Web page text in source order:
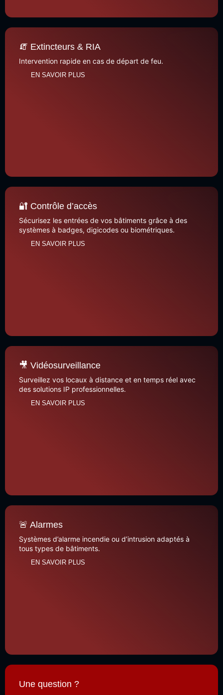
🧯 Extincteurs & RIA
Intervention rapide en cas de départ de feu.
EN SAVOIR PLUS
🔐 Contrôle d’accès
Sécurisez les entrées de vos bâtiments grâce à des
systèmes à badges, digicodes ou biométriques.
EN SAVOIR PLUS
🎥 Vidéosurveillance
Surveillez vos locaux à distance et en temps réel avec
des solutions IP professionnelles.
EN SAVOIR PLUS
🚨 Alarmes
Systèmes d’alarme incendie ou d’intrusion adaptés à
tous types de bâtiments.
EN SAVOIR PLUS
Une question ?